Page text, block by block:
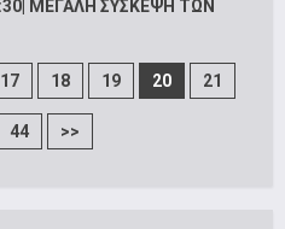
ΜΕΓΑΛΗ ΣΥΣΚΕΨΗ ΤΩΝ
17 18 19 20 21
44 >>